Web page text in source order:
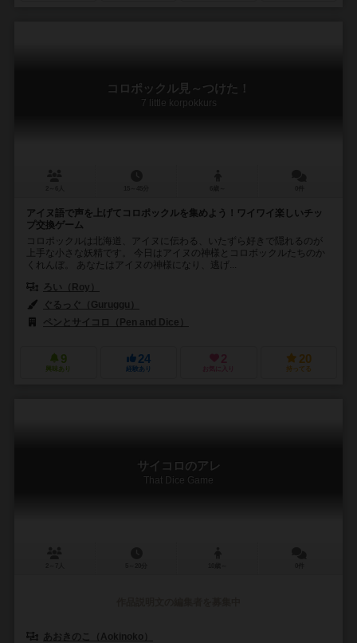
コロポックル見～つけた！
7 little korpokkurs
アイヌ語で声を上げてコロポックルを集めよう！ワイワイ楽しいチッ
プ交換ゲーム
コロポックルは北海道、アイヌに伝わる、いたずら好きで隠れるのが
上手な小さな妖精です。 今日はアイヌの神様とコロボックルたちのか
くれんぼ。 あなたはアイヌの神様になり、逃げ...
ろい（Roy）
ぐるっぐ（Guruggu）
ペンとサイコロ（Pen and Dice）
9
興味あり
24
経験あり
2
お気に入り
20
持ってる
サイコロのアレ
That Dice Game
あおきのこ（Aokinoko）